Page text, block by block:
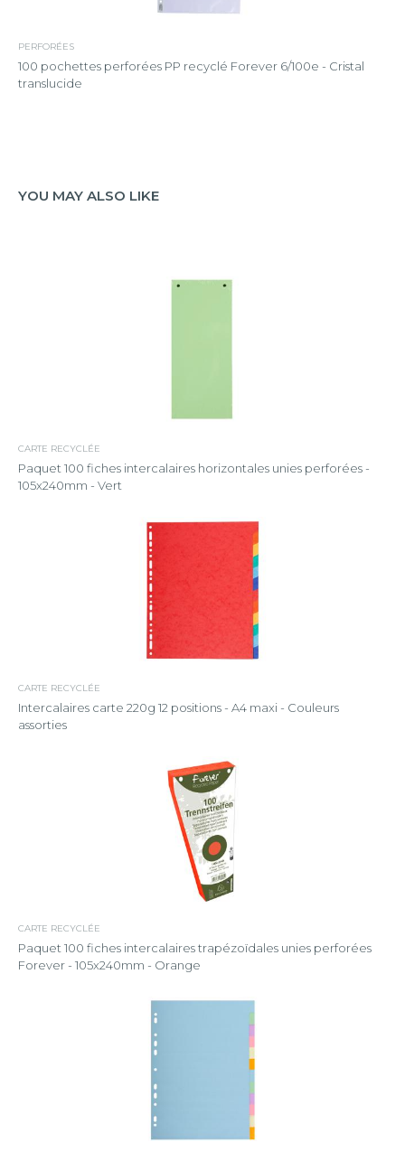
PERFORÉES
100 pochettes perforées PP recyclé Forever 6/100e - Cristal
translucide
YOU MAY ALSO LIKE
CARTE RECYCLÉE
Paquet 100 fiches intercalaires horizontales unies perforées -
105x240mm - Vert
CARTE RECYCLÉE
Intercalaires carte 220g 12 positions - A4 maxi - Couleurs
assorties
CARTE RECYCLÉE
Paquet 100 fiches intercalaires trapézoïdales unies perforées
Forever - 105x240mm - Orange